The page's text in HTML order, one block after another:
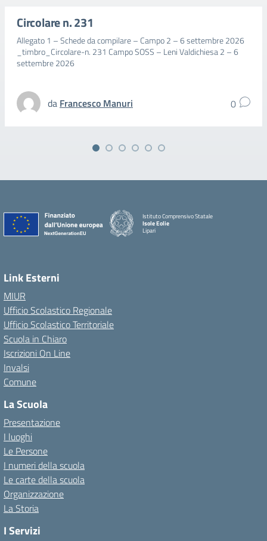
Circolare n. 231
Allegato 1 – Schede da compilare – Campo 2 – 6 settembre 2026
_timbro_Circolare-n. 231 Campo SOSS – Leni Valdichiesa 2 – 6
settembre 2026
da Francesco Manuri 0
Istituto Comprensivo Statale
Isole Eolie
Lipari
Link Esterni
MIUR
Ufficio Scolastico Regionale
Ufficio Scolastico Territoriale
Scuola in Chiaro
Iscrizioni On Line
Invalsi
Comune
La Scuola
Presentazione
I luoghi
Le Persone
I numeri della scuola
Le carte della scuola
Organizzazione
La Storia
I Servizi